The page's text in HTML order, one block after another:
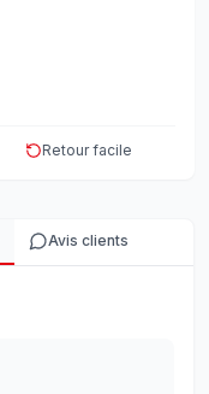
Retour facile
Avis clients